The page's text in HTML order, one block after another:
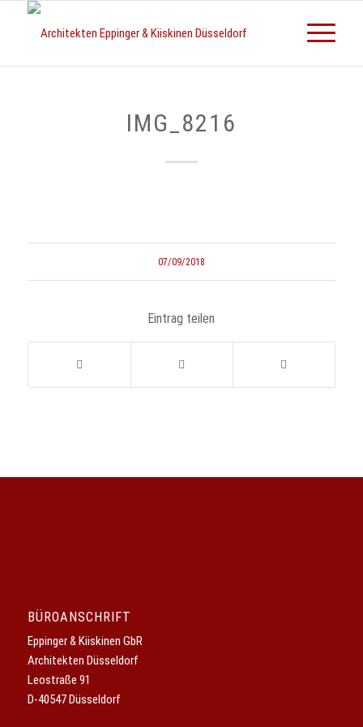
IMG_8216
07/09/2018
Eintrag teilen
BÜROANSCHRIFT
Eppinger & Kiiskinen GbR
Architekten Düsseldorf
Leostraße 91
D-40547 Düsseldorf